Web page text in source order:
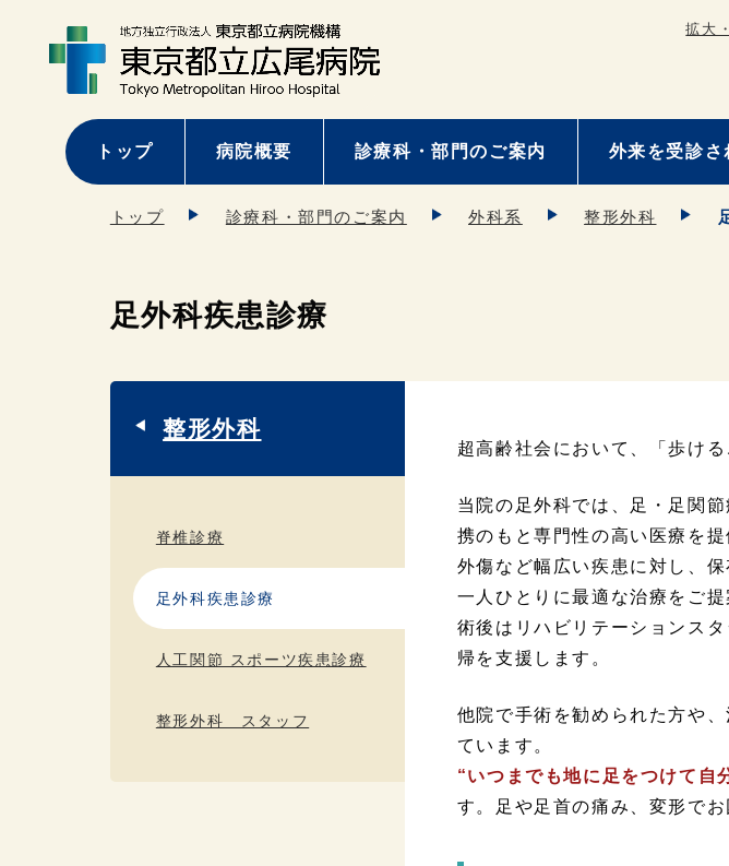
拡大
トップ 病院概要 診療科・部門のご案内 外来を受診さ
トップ 診療科・部門のご案内 外科系 整形外科
足外科疾患診療
超高齢社会において、「歩け
当院の足外科では、足・足関
携のもと専門性の高い医療を
外傷など幅広い疾患に対し、
一人ひとりに最適な治療をご提
術後はリハビリテーションス
帰を支援します。
他院で手術を勧められた方や
ています。
“いつまでも地に足をつけて自
す。足や足首の痛み、変形で
整形外科
脊椎診療
足外科疾患診療
人工関節 スポーツ疾患診療
整形外科 スタッフ